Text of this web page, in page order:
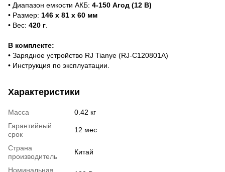
• Диапазон емкости АКБ: 4-150 Агод (12 В)
• Размер: 146 х 81 х 60 мм
• Вес: 420 г
В комплекте:
• Зарядное устройство RJ Tianye (RJ-C120801A)
• Инструкция по эксплуатации.
Характеристики
Масса
0.42 кг
Гарантийный
срок
12 мес
Страна
производитель
Китай
Номинальная